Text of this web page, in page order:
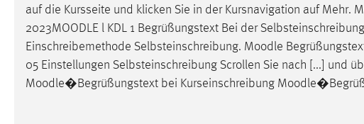
auf die Kursseite und klicken Sie in der Kursnavigation auf Mehr.
2023MOODLE l KDL 1 Begrüßungstext Bei der
Einschreibemethode Selbsteinschreibung. Moodle
05 Einstellungen Selbsteinschreibung Scrollen Sie nach [...] und
Moodle�Begrüßungstext bei Kurseinschreibung Moodle